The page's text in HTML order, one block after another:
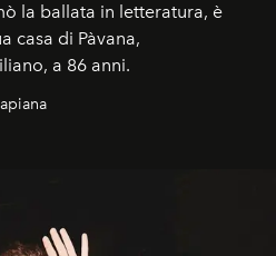
la ballata in letteratura, è
casa di Pàvana,
a 86 anni.